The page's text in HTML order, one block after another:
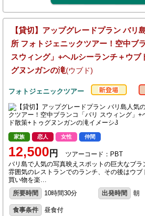
【貸切】アップグレードプラン バリ
所 フォトジェニックツアー！空中ブ
スウィング」+ヘルシーランチ＋ウブ
グヌンガンの滝(ウブド)
フォトジェニックツアー
家族 恋人 女性 仲間
12,500 円
ツアーコード：PBT
バリ島で人気の写真映えスポットの巨大なブラ
雰囲気のレストランでのランチ、その後はウブ
買い物を楽…
所要時間
10時間30分 出発時間 朝
食事条件 昼食付